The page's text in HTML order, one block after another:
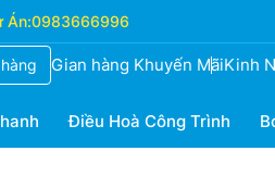
Án:0983666996
Gian hàng Khuyến MãiKinh
Điều Hoà Công Trình